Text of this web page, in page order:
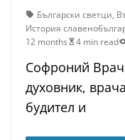
Български светци,
История
12 months
4 min read
Софроний
духовник,
будител и